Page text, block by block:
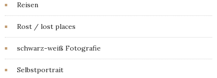
Reisen
Rost / lost places
schwarz-weiß Fotografie
Selbstportrait